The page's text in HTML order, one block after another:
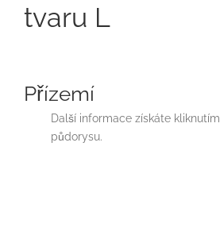
tvaru L
Přízemí
Další informace získáte
půdorysu.